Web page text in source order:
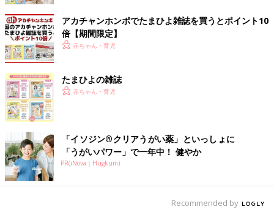
アカチャンホンポでたまひよ雑誌を買うとポイント10
倍【期間限定】
赤ちゃん・育児
たまひよの雑誌
赤ちゃん・育児
「イソジン®クリアうがい薬」といっしょに
「うがいパワー」で一年中！ 健やか
PR(iNova｜Hugkum)
Recommended by